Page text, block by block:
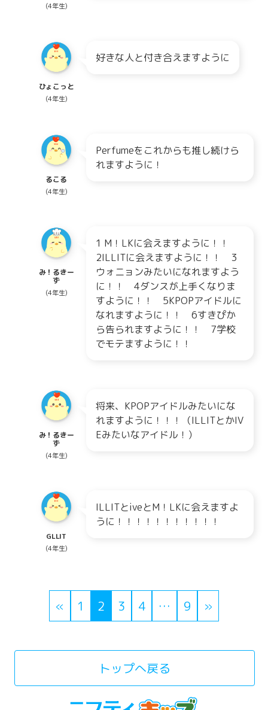
(4年生)
ひょこっと
(4年生)
好きな人と付き合えますように
るこる
(4年生)
Perfumeをこれからも推し続けら
れますように！
み！るきー
ず
(4年生)
1 M！LKに会えますように！！
2ILLITに会えますように！！ 3
ウォニョンみたいになれますよう
に！！ 4ダンスが上手くなりま
すように！！ 5KPOPアイドルに
なれますように！！ 6すきぴか
ら告られますように！！ 7学校
でモテますように！！
み！るきー
ず
(4年生)
将来、KPOPアイドルみたいにな
れますように！！！（ILLITとかIV
Eみたいなアイドル！）
GLLIT
(4年生)
ILLITとiveとM！LKに会えますよ
うに！！！！！！！！！！！
« 1 2 3 4 … 9 »
トップへ戻る